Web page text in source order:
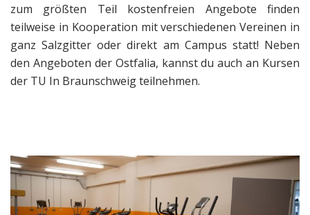
zum größten Teil kostenfreien Angebote finden
teilweise in Kooperation mit verschiedenen Vereinen in
ganz Salzgitter oder direkt am Campus statt! Neben
den Angeboten der Ostfalia, kannst du auch an Kursen
der TU In Braunschweig teilnehmen.